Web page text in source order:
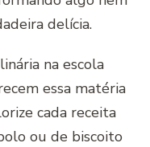
delícia.
na escola
essa matéria
cada receita
ou de biscoito